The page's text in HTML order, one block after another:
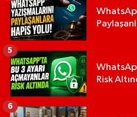
Risk
5
6